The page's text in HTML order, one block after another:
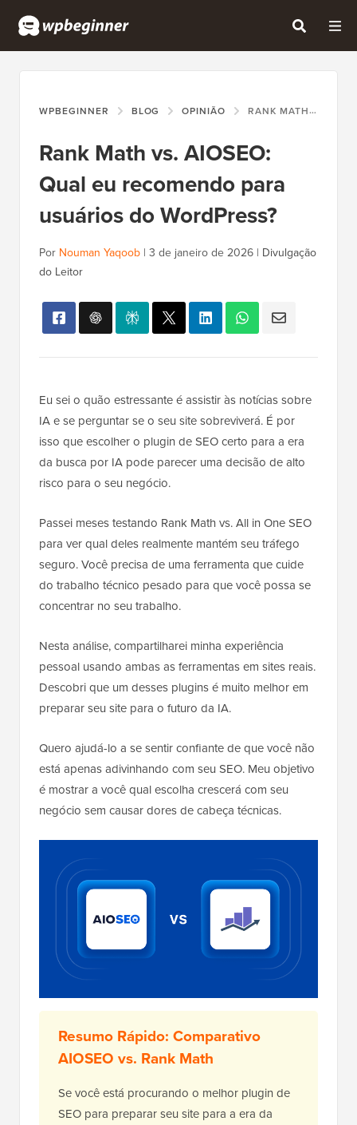
WPBEGINNER BLOG OPINIÃO RANK MATH VS. AIOSEO: QUAL EU RECOMENDO PARA USUÁRIOS DO WORDPRESS?
Rank Math vs. AIOSEO:
Qual eu recomendo para
usuários do WordPress?
Por Nouman Yaqoob | 3 de janeiro de 2026 | Divulgação
do Leitor
Eu sei o quão estressante é assistir às notícias sobre
IA e se perguntar se o seu site sobreviverá. É por
isso que escolher o plugin de SEO certo para a era
da busca por IA pode parecer uma decisão de alto
risco para o seu negócio.
Passei meses testando Rank Math vs. All in One SEO
para ver qual deles realmente mantém seu tráfego
seguro. Você precisa de uma ferramenta que cuide
do trabalho técnico pesado para que você possa se
concentrar no seu trabalho.
Nesta análise, compartilharei minha experiência
pessoal usando ambas as ferramentas em sites reais.
Descobri que um desses plugins é muito melhor em
preparar seu site para o futuro da IA.
Quero ajudá-lo a se sentir confiante de que você não
está apenas adivinhando com seu SEO. Meu objetivo
é mostrar a você qual escolha crescerá com seu
negócio sem causar dores de cabeça técnicas.
Resumo Rápido: Comparativo
AIOSEO vs. Rank Math
Se você está procurando o melhor plugin de
SEO para preparar seu site para a era da